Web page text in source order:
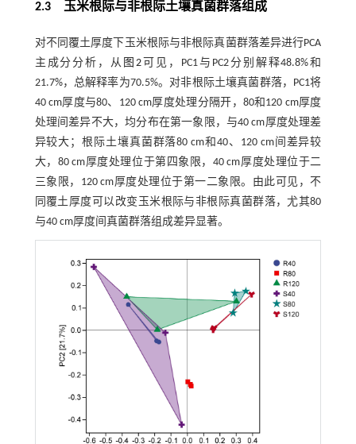
2.3 玉米根际与非根际土壤真菌群落组成
对不同覆土厚度下玉米根际与非根际真菌群落差异进行PCA
主成分分析，从 图2 可见，PC1与PC2分别解释48.8%和
21.7%，总解释率为70.5%。对非根际土壤真菌群落，PC1将
40 cm厚度与80、120 cm厚度处理分隔开，80和120 cm厚度
处理间差异不大，均分布在第一象限，与40 cm厚度处理差
异较大；根际土壤真菌群落80 cm和40、120 cm间差异较
大，80 cm厚度处理位于第四象限，40 cm厚度处理位于二
三象限，120 cm厚度处理位于第一二象限。由此可见，不
同覆土厚度可以改变玉米根际与非根际真菌群落，尤其80
与40 cm厚度间真菌群落组成差异显著。